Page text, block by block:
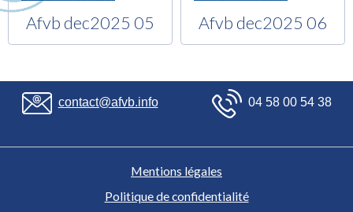
Afvb dec2025 05 Afvb dec2025 06
contact@afvb.info 04 58 00 54 38
Mentions légales
Politique de confidentialité